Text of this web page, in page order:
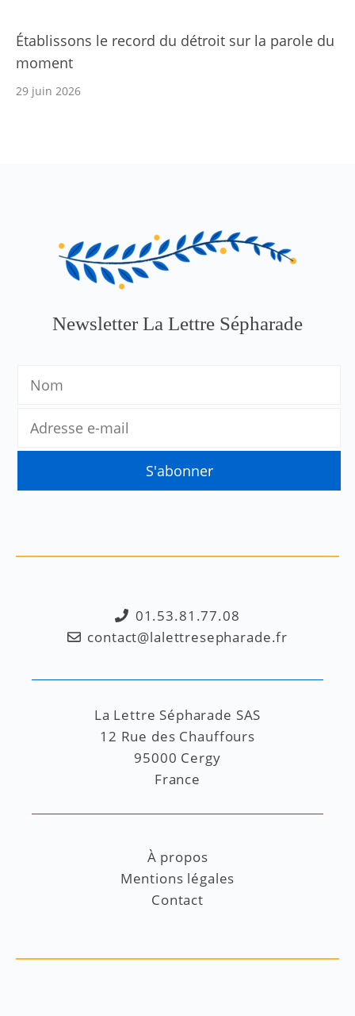
Établissons le record du détroit sur la parole du
moment
29 juin 2026
Newsletter La Lettre Sépharade
01.53.81.77.08
contact@lalettresepharade.fr
La Lettre Sépharade SAS
12 Rue des Chauffours
95000 Cergy
France
À propos
Mentions légales
Contact